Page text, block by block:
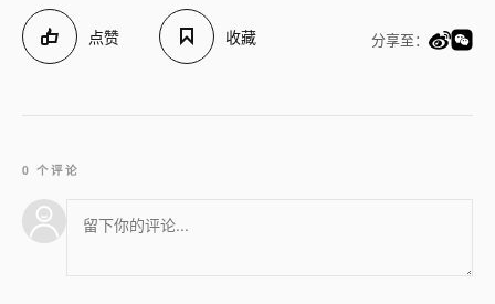
点赞 收藏 分享至：
0 个评论